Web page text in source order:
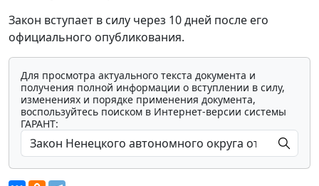
Закон вступает в силу через 10 дней после его
официального опубликования.
Для просмотра актуального текста документа и
получения полной информации о вступлении в силу,
изменениях и порядке применения документа,
воспользуйтесь поиском в Интернет-версии системы
ГАРАНТ: